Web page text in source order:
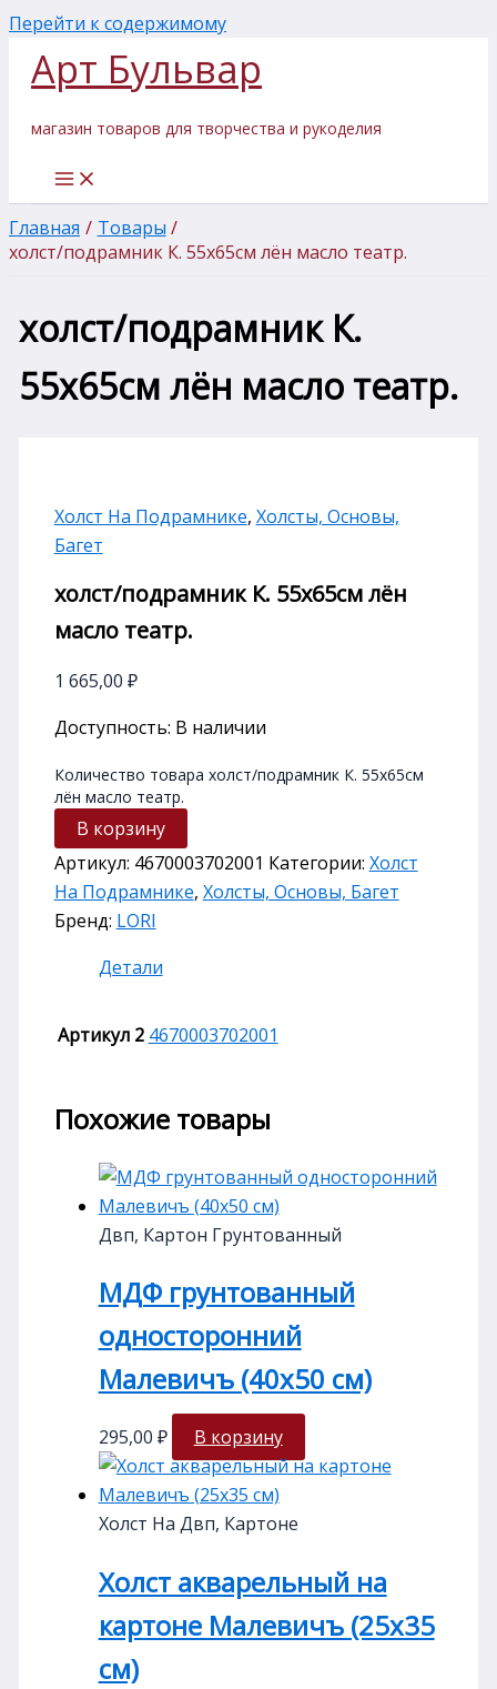
Перейти к содержимому
Арт Бульвар
магазин товаров для творчества и рукоделия
Главная
Товары
холст/подрамник К. 55х65см лён масло театр.
холст/подрамник К.
55х65см лён масло театр.
Холст На Подрамнике, Холсты, Основы,
Багет
холст/подрамник К. 55х65см лён
масло театр.
1 665,00 ₽
Доступность: В наличии
Количество товара холст/подрамник К. 55х65см
лён масло театр.
В корзину
Артикул: 4670003702001 Категории: Холст
На Подрамнике, Холсты, Основы, Багет
Бренд: LORI
Детали
Артикул 2 4670003702001
Похожие товары
Двп, Картон Грунтованный
МДФ грунтованный
односторонний
Малевичъ (40х50 см)
295,00 ₽ В корзину
Холст На Двп, Картоне
Холст акварельный на
картоне Малевичъ (25х35
см)